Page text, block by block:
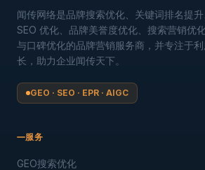
闻传网络是品牌搜索优化、关键词排名提
SEO 优化、品牌美誉度优化、搜索营销优
与口碑优化的品牌营销服务商，并专注于
长，助力企业闻传天下。
GEO · SEO · EPR · AIGC
服务
GEO搜索优化